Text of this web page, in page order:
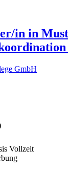
in in
GmbH
Vollzeit